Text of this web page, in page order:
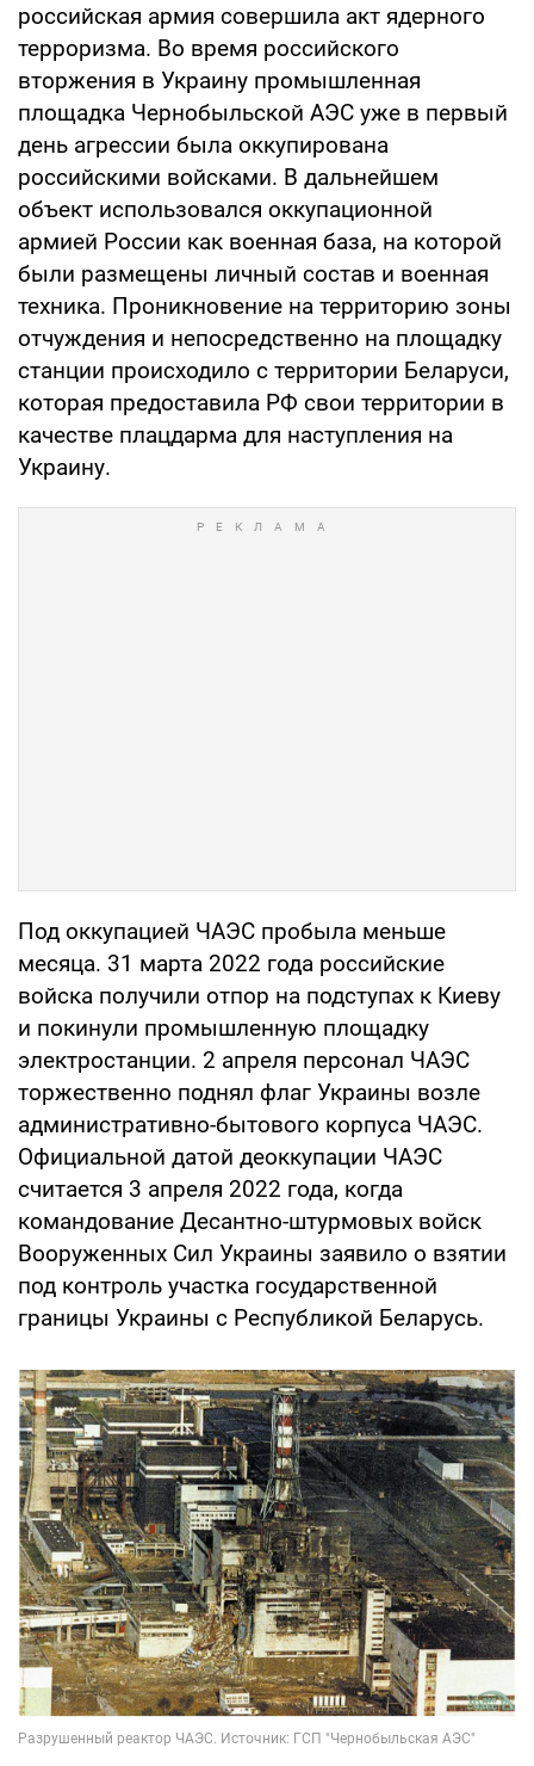
российская армия совершила акт ядерного
терроризма. Во время российского
вторжения в Украину промышленная
площадка Чернобыльской АЭС уже в первый
день агрессии была оккупирована
российскими войсками. В дальнейшем
объект использовался оккупационной
армией России как военная база, на которой
были размещены личный состав и военная
техника. Проникновение на территорию зоны
отчуждения и непосредственно на площадку
станции происходило с территории Беларуси,
которая предоставила РФ свои территории в
качестве плацдарма для наступления на
Украину.
Под оккупацией ЧАЭС пробыла меньше
месяца. 31 марта 2022 года российские
войска получили отпор на подступах к Киеву
и покинули промышленную площадку
электростанции. 2 апреля персонал ЧАЭС
торжественно поднял флаг Украины возле
административно-бытового корпуса ЧАЭС.
Официальной датой деоккупации ЧАЭС
считается 3 апреля 2022 года, когда
командование Десантно-штурмовых войск
Вооруженных Сил Украины заявило о взятии
под контроль участка государственной
границы Украины с Республикой Беларусь.